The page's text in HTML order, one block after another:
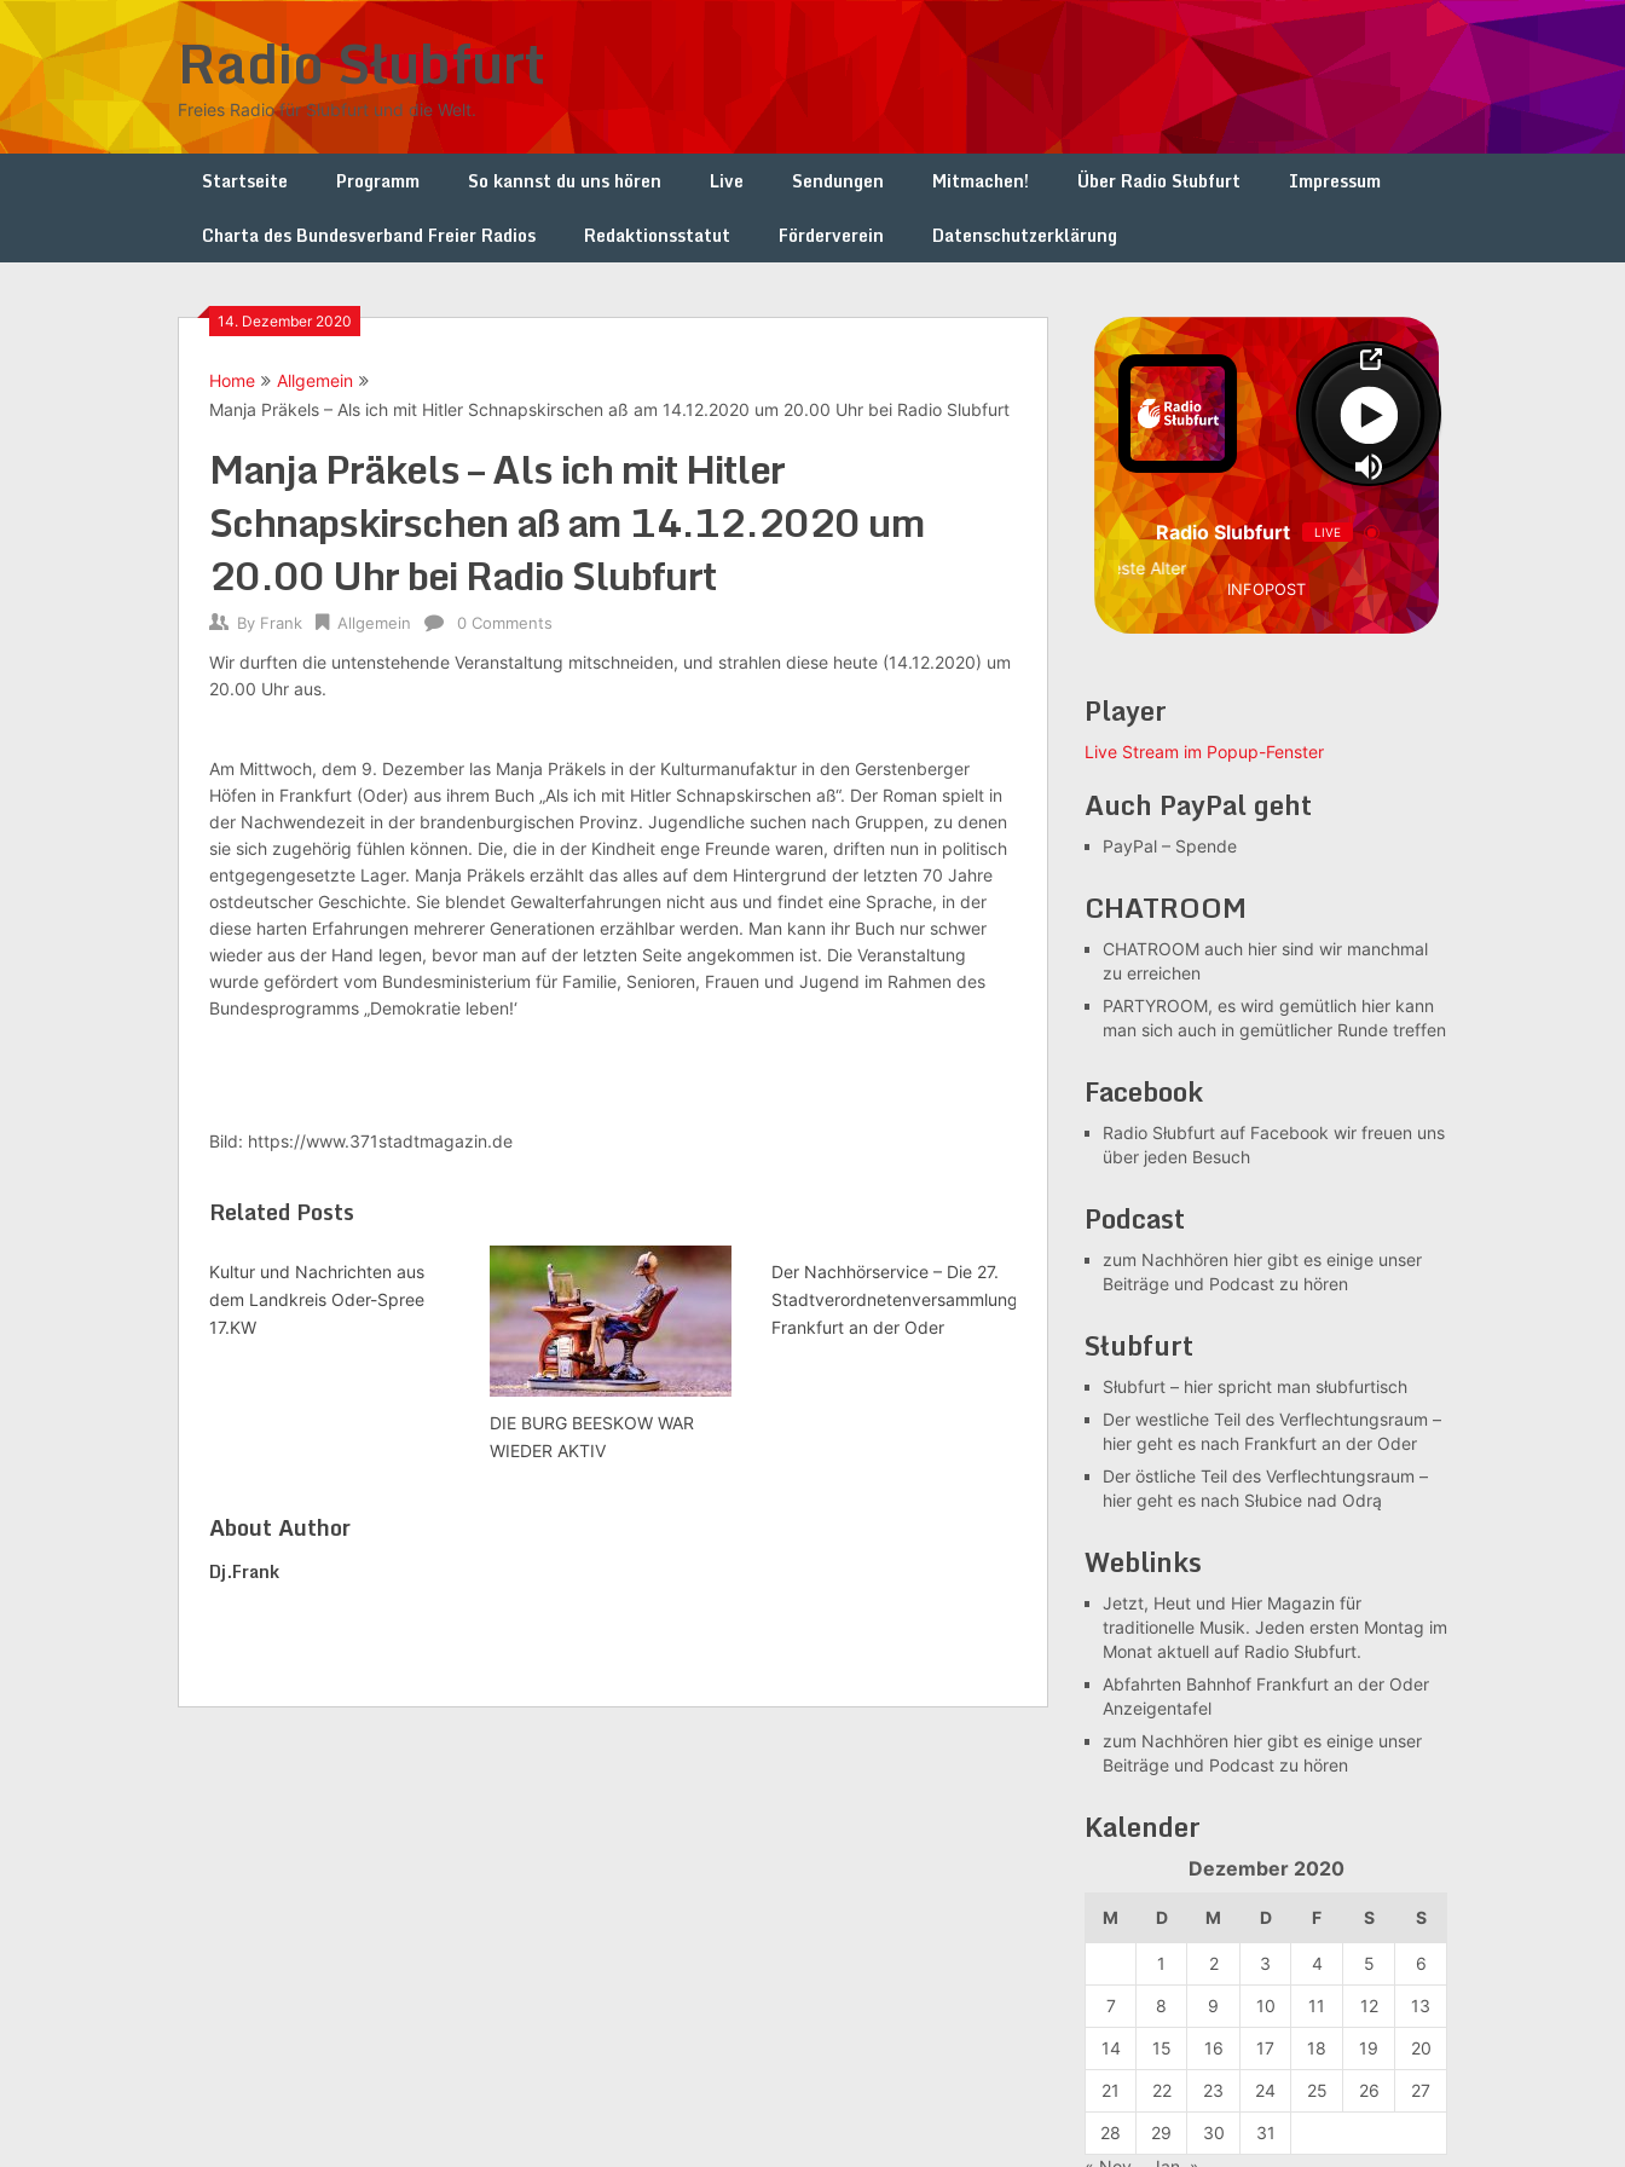
Skip
to
content
Radio Słubfurt
Freies Radio für Słubfurt und die Welt.
Startseite Programm So kannst du uns hören Live Sendungen Mitmachen! Über Radio Słubfurt
Impressum
Charta des Bundesverband Freier Radios
Redaktionsstatut Förderverein Datenschutzerklärung
14. Dezember 2020
Home
Allgemein
Manja Präkels – Als ich mit Hitler Schnapskirschen aß am 14.12.2020 um 20.00 Uhr bei Radio Slubfurt
Manja Präkels – Als ich mit Hitler
Schnapskirschen aß am 14.12.2020 um
20.00 Uhr bei Radio Slubfurt
By Frank Allgemein 0 Comments
Wir durften die untenstehende Veranstaltung mitschneiden, und strahlen diese heute (14.12.2020) um
20.00 Uhr aus.
Am Mittwoch, dem 9. Dezember las Manja Präkels in der Kulturmanufaktur in den Gerstenberger
Höfen in Frankfurt (Oder) aus ihrem Buch „Als ich mit Hitler Schnapskirschen aß“. Der Roman spielt in
der Nachwendezeit in der brandenburgischen Provinz. Jugendliche suchen nach Gruppen, zu denen
sie sich zugehörig fühlen können. Die, die in der Kindheit enge Freunde waren, driften nun in politisch
entgegengesetzte Lager. Manja Präkels erzählt das alles auf dem Hintergrund der letzten 70 Jahre
ostdeutscher Geschichte. Sie blendet Gewalterfahrungen nicht aus und findet eine Sprache, in der
diese harten Erfahrungen mehrerer Generationen erzählbar werden. Man kann ihr Buch nur schwer
wieder aus der Hand legen, bevor man auf der letzten Seite angekommen ist. Die Veranstaltung
wurde gefördert vom Bundesministerium für Familie, Senioren, Frauen und Jugend im Rahmen des
Bundesprogramms „Demokratie leben!‘
Bild: https://www.371stadtmagazin.de
Related Posts
Kultur und Nachrichten aus
dem Landkreis Oder-Spree
17.KW
DIE BURG BEESKOW WAR
WIEDER AKTIV
Der Nachhörservice – Die 27.
Stadtverordnetenversammlung
Frankfurt an der Oder
About Author
Dj.frank
Radio Slubfurt LIVE
Radio für das beste Alter
INFOPOST
Player
Live Stream im Popup-Fenster
Auch PayPal geht
PayPal – Spende
CHATROOM
CHATROOM auch hier sind wir manchmal
zu erreichen
PARTYROOM, es wird gemütlich hier kann
man sich auch in gemütlicher Runde treffen
Facebook
Radio Słubfurt auf Facebook wir freuen uns
über jeden Besuch
Podcast
zum Nachhören hier gibt es einige unser
Beiträge und Podcast zu hören
Słubfurt
Słubfurt – hier spricht man słubfurtisch
Der westliche Teil des Verflechtungsraum –
hier geht es nach Frankfurt an der Oder
Der östliche Teil des Verflechtungsraum –
hier geht es nach Słubice nad Odrą
Weblinks
Jetzt, Heut und Hier Magazin für
traditionelle Musik. Jeden ersten Montag im
Monat aktuell auf Radio Słubfurt.
Abfahrten Bahnhof Frankfurt an der Oder
Anzeigentafel
zum Nachhören hier gibt es einige unser
Beiträge und Podcast zu hören
Kalender
Dezember 2020
M D M D F S S
1 2 3 4 5 6
7 8 9 10 11 12 13
14 15 16 17 18 19 20
21 22 23 24 25 26 27
28 29 30
31